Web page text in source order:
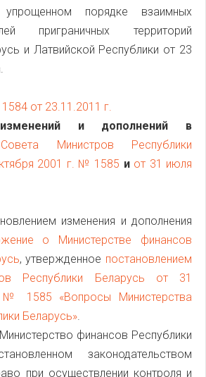
порядке взаимных
приграничных территорий
и Латвийской Республики от 23
от 23.11.2011 г.
и дополнений в
Министров Республики
2001 г. № 1585 и от 31 июля
изменения и дополнения
о Министерстве финансов
, утвержденное постановлением
Республики Беларусь от 31
№ 1585 «Вопросы Министерства
Беларусь».
финансов Республики
законодательством
при осуществлении контроля и